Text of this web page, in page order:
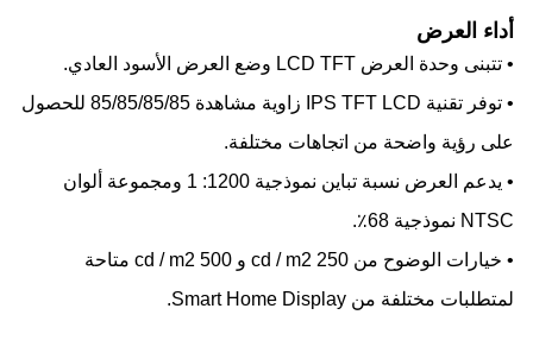
أداء العرض
• تتبنى وحدة العرض LCD TFT وضع العرض الأسود العادي.
• توفر تقنية IPS TFT LCD زاوية مشاهدة 85/85/85/85 للحصول
على رؤية واضحة من اتجاهات مختلفة.
• يدعم العرض نسبة تباين نموذجية 1200: 1 ومجموعة ألوان
NTSC نموذجية 68٪.
• خيارات الوضوح من 250 cd / m2 و 500 cd / m2 متاحة
لمتطلبات مختلفة من Smart Home Display.